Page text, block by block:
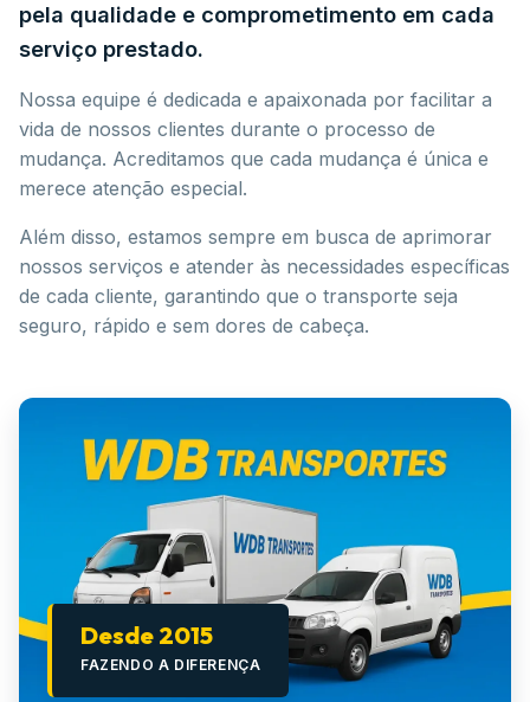
pela qualidade e comprometimento em cada
serviço prestado.
Nossa equipe é dedicada e apaixonada por facilitar a
vida de nossos clientes durante o processo de
mudança. Acreditamos que cada mudança é única e
merece atenção especial.
Além disso, estamos sempre em busca de aprimorar
nossos serviços e atender às necessidades específicas
de cada cliente, garantindo que o transporte seja
seguro, rápido e sem dores de cabeça.
Desde 2015
FAZENDO A DIFERENÇA